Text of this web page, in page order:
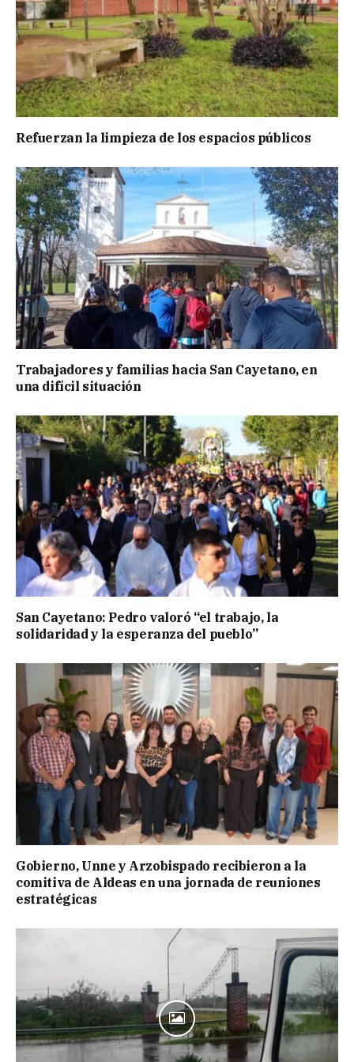
Refuerzan la limpieza de los espacios públicos
Trabajadores y familias hacia San Cayetano, en
una difícil situación
San Cayetano: Pedro valoró “el trabajo, la
solidaridad y la esperanza del pueblo”
Gobierno, Unne y Arzobispado recibieron a la
comitiva de Aldeas en una jornada de reuniones
estratégicas